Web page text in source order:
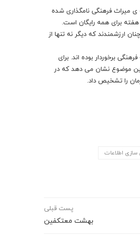
روز جهانی موزه است. در کشور ما از ۲۸ اردیبهشت تا ۳ خرداد،هفته ی میراث فرهنگی نامگذاری شده
هفته برای همه رایگان است.
ارزشمندند که دیگر نه تنها از
برخوردار بوده اند. برای
موضوع نشان می دهد که در
را تشخیص داد.
سازی اطلاعات
پست قبلی
بهشت معتکفین